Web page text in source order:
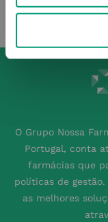
O Grupo Nossa
Portugal, conta
farmácias que
políticas de
as melhores